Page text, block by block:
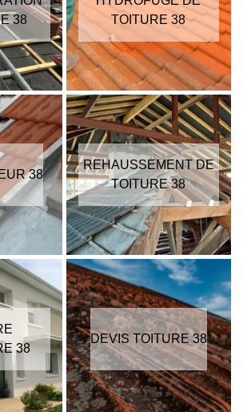
38
TOITURE 38
38
REHAUSSEMENT DE
TOITURE 38
38
DEVIS TOITURE 38